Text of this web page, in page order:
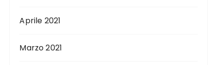
Aprile 2021
Marzo 2021